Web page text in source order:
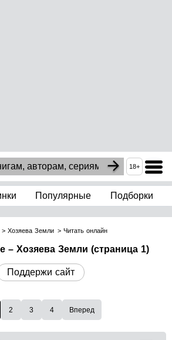
18+
Популярные Подборки
Хозяева Земли Читать онлайн
– Хозяева Земли (страница 1)
Поддержи сайт
2 3 4 Вперед